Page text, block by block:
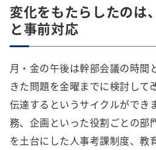
変化をもたらしたのは
と事前対応
月・金の午後は幹部会議の時間
きた問題を金曜までに検討して
伝達するというサイクルができ
務、企画といった役割ごとの部
を土台にした人事考課制度、教